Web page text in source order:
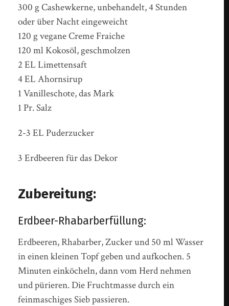
300 g Cashewkerne, unbehandelt, 4 Stunden
oder über Nacht eingeweicht
120 g vegane Creme Fraiche
120 ml Kokosöl, geschmolzen
2 EL Limettensaft
4 EL Ahornsirup
1 Vanilleschote, das Mark
1 Pr. Salz
2-3 EL Puderzucker
3 Erdbeeren für das Dekor
Zubereitung:
Erdbeer-Rhabarberfüllung:
Erdbeeren, Rhabarber, Zucker und 50 ml Wasser
in einen kleinen Topf geben und aufkochen. 5
Minuten einköcheln, dann vom Herd nehmen
und pürieren. Die Fruchtmasse durch ein
feinmaschiges Sieb passieren.